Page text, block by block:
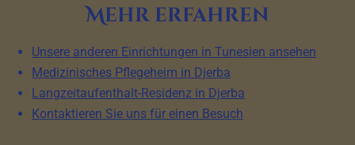
Mehr erfahren
Unsere anderen Einrichtungen in Tunesien ansehen
Medizinisches Pflegeheim in Djerba
Langzeitaufenthalt-Residenz in Djerba
Kontaktieren Sie uns für einen Besuch